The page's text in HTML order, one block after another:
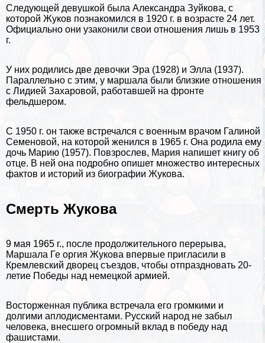
Следующей дeвyшкой была Александра Зуйкова, с
которой Жуков познакомился в 1920 г. в возрасте 24 лет.
Официально они узаконили свои отношения лишь в 1953
г.
У них родились две дeвoчки Эра (1928) и Элла (1937).
Параллельно с этим, у маршала были близкие отношения
с Лидией Захаровой, работавшей на фронте
фельдшером.
С 1950 г. он также встречался с военным врачом Галиной
Семеновой, на которой женился в 1965 г. Она родила ему
дочь Марию (1957). Повзрослев, Мария напишет книгу об
отце. В ней она подробно опишет множество интересных
фактов и историй из биографии Жукова.
Cмepть Жукова
9 мая 1965 г., после продолжительного перерыва,
Маршала Ге opгия Жукова впервые пригласили в
Кремлевский дворец съездов, чтобы отпраздновать 20-
летие Победы над немецкой армией.
Восторженная публика встречала его громкими и
долгими аплодисментами. Русский народ не забыл
человека, внесшего огромный вклад в победу над
фашистами.